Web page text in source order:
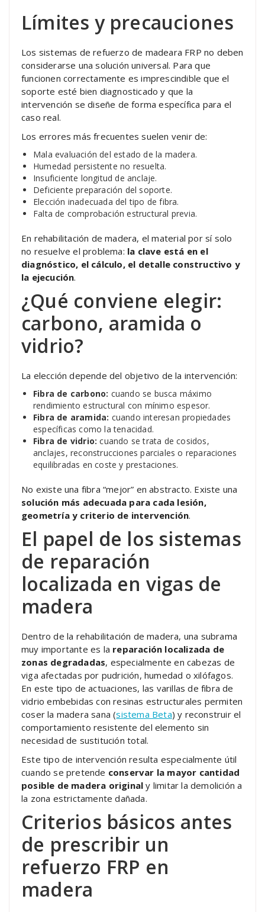
Límites y precauciones
Los sistemas de refuerzo de madeara FRP no deben
considerarse una solución universal. Para que
funcionen correctamente es imprescindible que el
soporte esté bien diagnosticado y que la
intervención se diseñe de forma específica para el
caso real.
Los errores más frecuentes suelen venir de:
Mala evaluación del estado de la madera.
Humedad persistente no resuelta.
Insuficiente longitud de anclaje.
Deficiente preparación del soporte.
Elección inadecuada del tipo de fibra.
Falta de comprobación estructural previa.
En rehabilitación de madera, el material por sí solo
no resuelve el problema: la clave está en el
diagnóstico, el cálculo, el detalle constructivo y
la ejecución.
¿Qué conviene elegir:
carbono, aramida o
vidrio?
La elección depende del objetivo de la intervención:
Fibra de carbono: cuando se busca máximo
rendimiento estructural con mínimo espesor.
Fibra de aramida: cuando interesan propiedades
específicas como la tenacidad.
Fibra de vidrio: cuando se trata de cosidos,
anclajes, reconstrucciones parciales o reparaciones
equilibradas en coste y prestaciones.
No existe una fibra “mejor” en abstracto. Existe una
solución más adecuada para cada lesión,
geometría y criterio de intervención.
El papel de los sistemas
de reparación
localizada en vigas de
madera
Dentro de la rehabilitación de madera, una subrama
muy importante es la reparación localizada de
zonas degradadas, especialmente en cabezas de
viga afectadas por pudrición, humedad o xilófagos.
En este tipo de actuaciones, las varillas de fibra de
vidrio embebidas con resinas estructurales permiten
coser la madera sana (sistema Beta) y reconstruir el
comportamiento resistente del elemento sin
necesidad de sustitución total.
Este tipo de intervención resulta especialmente útil
cuando se pretende conservar la mayor cantidad
posible de madera original y limitar la demolición a
la zona estrictamente dañada.
Criterios básicos antes
de prescribir un
refuerzo FRP en
madera